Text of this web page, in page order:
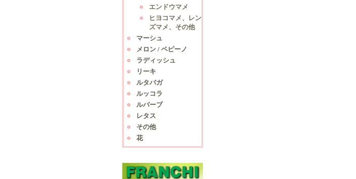
エンドウマメ
ヒヨコマメ、レン
ズマメ、その他
マーシュ
メロン / ペピーノ
ラディッシュ
リーキ
ルタバガ
ルッコラ
ルバーブ
レタス
その他
花